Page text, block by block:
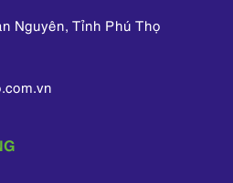
Nguyên, Tỉnh Phú Thọ